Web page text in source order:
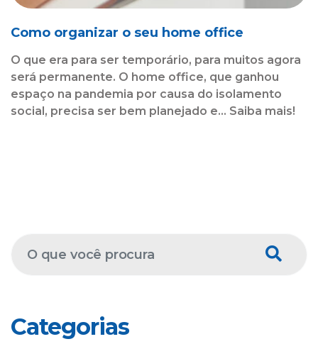
Como organizar o seu home office
O que era para ser temporário, para muitos agora
será permanente. O home office, que ganhou
espaço na pandemia por causa do isolamento
social, precisa ser bem planejado e... Saiba mais!
Categorias